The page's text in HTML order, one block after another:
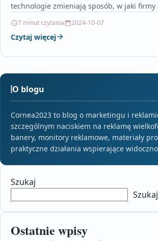
technologie zmieniają sposób, w jaki firmy
7 minut czytania 2024-10-07
Czytaj więcej
O blogu
Cornea2023 to blog o marketingu i
szczególnym naciskiem na reklamę
banery, monitory reklamowe, materiały
praktyczne działania wspierające
Szukaj
Szukaj
Ostatnie wpisy